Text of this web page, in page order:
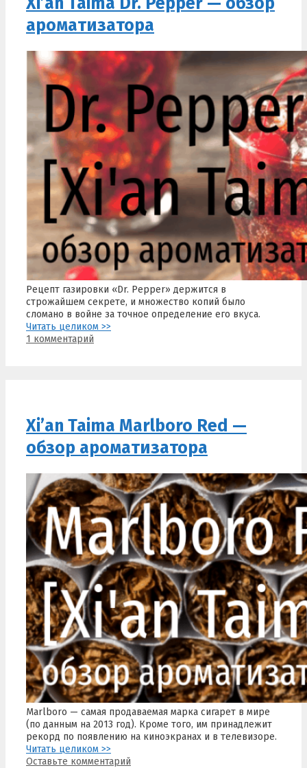
ароматизатора
Рецепт газировки «Dr. Pepper» держится в
строжайшем секрете, и множество копий было
сломано в войне за точное определение его вкуса.
Читать целиком >>
1 комментарий
Xi’an Taima Marlboro Red —
обзор ароматизатора
Marlboro — самая продаваемая марка сигарет в мире
(по данным на 2013 год). Кроме того, им принадлежит
рекорд по появлению на киноэкранах и в телевизоре.
Читать целиком >>
Оставьте комментарий